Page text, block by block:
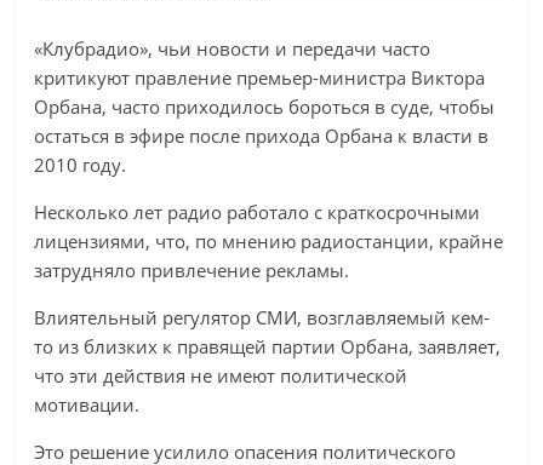
«Клубрадио», чьи новости и передачи часто
критикуют правление премьер-министра Виктора
Орбана, часто приходилось бороться в суде, чтобы
остаться в эфире после прихода Орбана к власти в
2010 году.
Несколько лет радио работало с краткосрочными
лицензиями, что, по мнению радиостанции, крайне
затрудняло привлечение рекламы.
Влиятельный регулятор СМИ, возглавляемый кем-
то из близких к правящей партии Орбана, заявляет,
что эти действия не имеют политической
мотивации.
Это решение усилило опасения политического